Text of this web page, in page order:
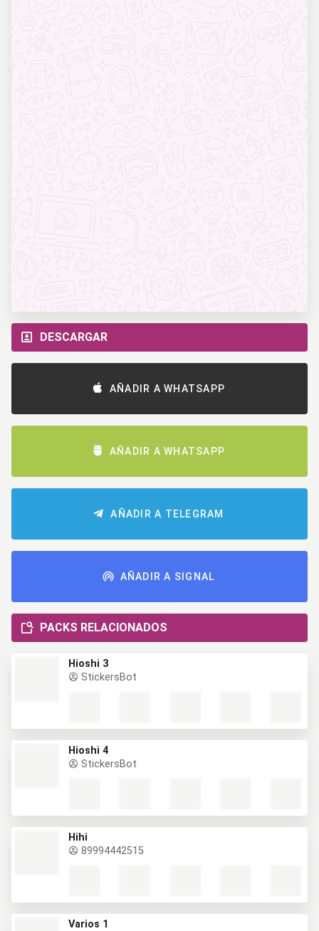
DESCARGAR
AÑADIR A WHATSAPP
AÑADIR A WHATSAPP
AÑADIR A TELEGRAM
AÑADIR A SIGNAL
PACKS RELACIONADOS
Hioshi 3
StickersBot
Hioshi 4
StickersBot
Hihi
89994442515
Varios 1